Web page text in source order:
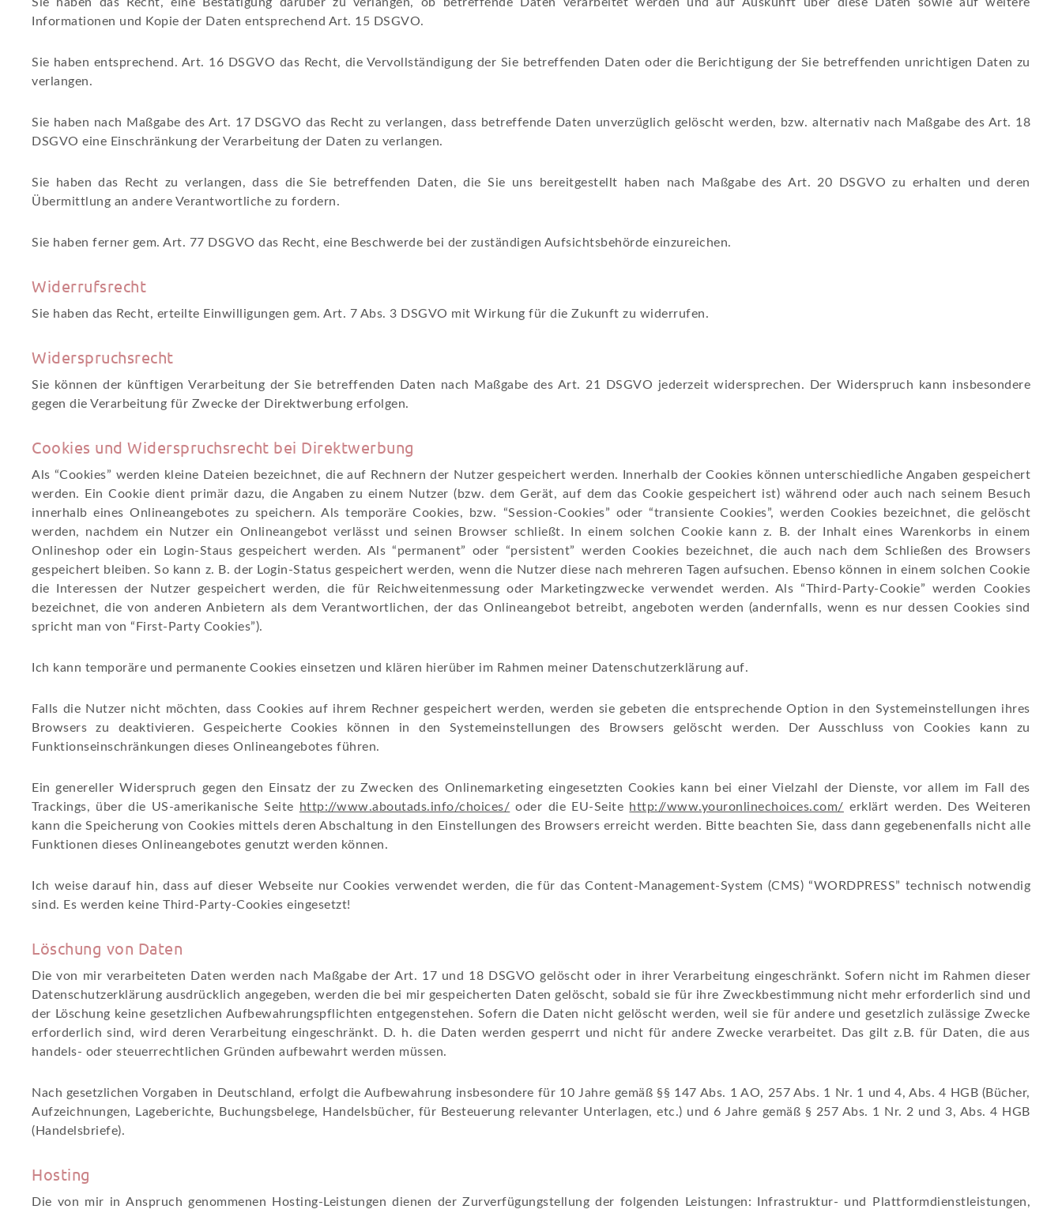
Informationen und Kopie der Daten entsprechend Art. 15 DSGVO.
Sie haben entsprechend. Art. 16 DSGVO das Recht, die Vervollständigung der Sie betreffenden Daten oder die Berichtigung der Sie betreffenden unrichtigen Daten zu
verlangen.
Sie haben nach Maßgabe des Art. 17 DSGVO das Recht zu verlangen, dass betreffende Daten unverzüglich gelöscht werden, bzw. alternativ nach Maßgabe des Art. 18
DSGVO eine Einschränkung der Verarbeitung der Daten zu verlangen.
Sie haben das Recht zu verlangen, dass die Sie betreffenden Daten, die Sie uns bereitgestellt haben nach Maßgabe des Art. 20 DSGVO zu erhalten und deren
Übermittlung an andere Verantwortliche zu fordern.
Sie haben ferner gem. Art. 77 DSGVO das Recht, eine Beschwerde bei der zuständigen Aufsichtsbehörde einzureichen.
Widerrufsrecht
Sie haben das Recht, erteilte Einwilligungen gem. Art. 7 Abs. 3 DSGVO mit Wirkung für die Zukunft zu widerrufen.
Widerspruchsrecht
Sie können der künftigen Verarbeitung der Sie betreffenden Daten nach Maßgabe des Art. 21 DSGVO jederzeit widersprechen. Der Widerspruch kann insbesondere
gegen die Verarbeitung für Zwecke der Direktwerbung erfolgen.
Cookies und Widerspruchsrecht bei Direktwerbung
Als “Cookies” werden kleine Dateien bezeichnet, die auf Rechnern der Nutzer gespeichert werden. Innerhalb der Cookies können unterschiedliche Angaben gespeichert
werden. Ein Cookie dient primär dazu, die Angaben zu einem Nutzer (bzw. dem Gerät, auf dem das Cookie gespeichert ist) während oder auch nach seinem Besuch
innerhalb eines Onlineangebotes zu speichern. Als temporäre Cookies, bzw. “Session-Cookies” oder “transiente Cookies”, werden Cookies bezeichnet, die gelöscht
werden, nachdem ein Nutzer ein Onlineangebot verlässt und seinen Browser schließt. In einem solchen Cookie kann z. B. der Inhalt eines Warenkorbs in einem
Onlineshop oder ein Login-Staus gespeichert werden. Als “permanent” oder “persistent” werden Cookies bezeichnet, die auch nach dem Schließen des Browsers
gespeichert bleiben. So kann z. B. der Login-Status gespeichert werden, wenn die Nutzer diese nach mehreren Tagen aufsuchen. Ebenso können in einem solchen Cookie
die Interessen der Nutzer gespeichert werden, die für Reichweitenmessung oder Marketingzwecke verwendet werden. Als “Third-Party-Cookie” werden Cookies
bezeichnet, die von anderen Anbietern als dem Verantwortlichen, der das Onlineangebot betreibt, angeboten werden (andernfalls, wenn es nur dessen Cookies sind
spricht man von “First-Party Cookies”).
Ich kann temporäre und permanente Cookies einsetzen und klären hierüber im Rahmen meiner Datenschutzerklärung auf.
Falls die Nutzer nicht möchten, dass Cookies auf ihrem Rechner gespeichert werden, werden sie gebeten die entsprechende Option in den Systemeinstellungen ihres
Browsers zu deaktivieren. Gespeicherte Cookies können in den Systemeinstellungen des Browsers gelöscht werden. Der Ausschluss von Cookies kann zu
Funktionseinschränkungen dieses Onlineangebotes führen.
Ein genereller Widerspruch gegen den Einsatz der zu Zwecken des Onlinemarketing eingesetzten Cookies kann bei einer Vielzahl der Dienste, vor allem im Fall des
Trackings, über die US-amerikanische Seite
http://www.aboutads.info/choices/ oder die EU-Seite http://www.youronlinechoices.com/ erklärt werden. Des Weiteren
kann die Speicherung von Cookies mittels deren Abschaltung in den Einstellungen des Browsers erreicht werden. Bitte beachten Sie, dass dann gegebenenfalls nicht alle
Funktionen dieses Onlineangebotes genutzt werden können.
Ich weise darauf hin, dass auf dieser Webseite nur Cookies verwendet werden, die für das Content-Management-System (CMS) “WORDPRESS” technisch notwendig
sind. Es werden keine Third-Party-Cookies eingesetzt!
Löschung von Daten
Die von mir verarbeiteten Daten werden nach Maßgabe der Art. 17 und 18 DSGVO gelöscht oder in ihrer Verarbeitung eingeschränkt. Sofern nicht im Rahmen dieser
Datenschutzerklärung ausdrücklich angegeben, werden die bei mir gespeicherten Daten gelöscht, sobald sie für ihre Zweckbestimmung nicht mehr erforderlich sind und
der Löschung keine gesetzlichen Aufbewahrungspflichten entgegenstehen. Sofern die Daten nicht gelöscht werden, weil sie für andere und gesetzlich zulässige Zwecke
erforderlich sind, wird deren Verarbeitung eingeschränkt. D. h. die Daten werden gesperrt und nicht für andere Zwecke verarbeitet. Das gilt z.B. für Daten, die aus
handels- oder steuerrechtlichen Gründen aufbewahrt werden müssen.
Nach gesetzlichen Vorgaben in Deutschland, erfolgt die Aufbewahrung insbesondere für 10 Jahre gemäß §§ 147 Abs. 1 AO, 257 Abs. 1 Nr. 1 und 4, Abs. 4 HGB (Bücher,
Aufzeichnungen, Lageberichte, Buchungsbelege, Handelsbücher, für Besteuerung relevanter Unterlagen, etc.) und 6 Jahre gemäß § 257 Abs. 1 Nr. 2 und 3, Abs. 4 HGB
(Handelsbriefe).
Hosting
Die von mir in Anspruch genommenen Hosting-Leistungen dienen der Zurverfügungstellung der folgenden Leistungen: Infrastruktur- und Plattformdienstleistungen,